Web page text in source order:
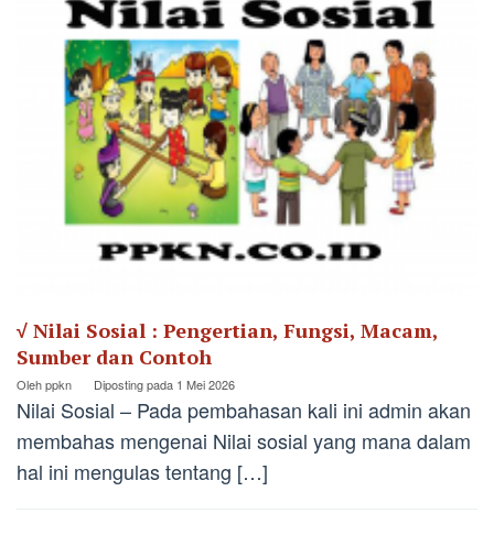
√ Nilai Sosial : Pengertian, Fungsi, Macam,
Sumber dan Contoh
Olehppkn Diposting pada 1 Mei 2026
Nilai Sosial – Pada pembahasan kali ini admin akan
membahas mengenai Nilai sosial yang mana dalam
hal ini mengulas tentang […]